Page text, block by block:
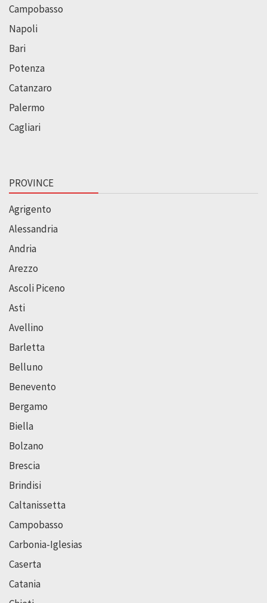
Campobasso
Napoli
Bari
Potenza
Catanzaro
Palermo
Cagliari
PROVINCE
Agrigento
Alessandria
Andria
Arezzo
Ascoli Piceno
Asti
Avellino
Barletta
Belluno
Benevento
Bergamo
Biella
Bolzano
Brescia
Brindisi
Caltanissetta
Campobasso
Carbonia-Iglesias
Caserta
Catania